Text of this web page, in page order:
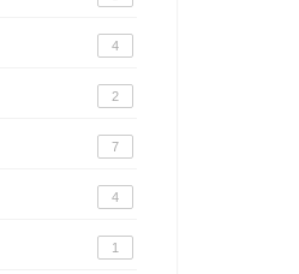
4
2
7
4
1